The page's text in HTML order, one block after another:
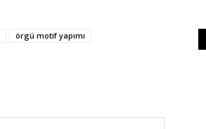
örgü motif yapımı